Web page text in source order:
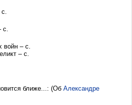
с.
войн – с.
– с.
ближе...: (Об Александре